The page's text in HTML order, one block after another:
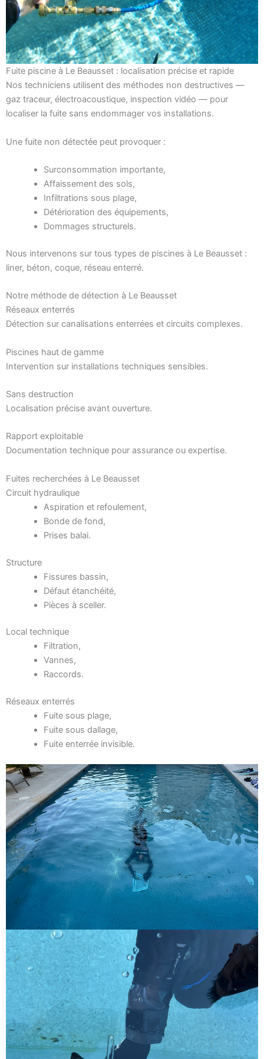
Fuite piscine à Le Beausset : localisation précise et rapide
Nos techniciens utilisent des méthodes non destructives —
gaz traceur, électroacoustique, inspection vidéo — pour
localiser la fuite sans endommager vos installations.
Une fuite non détectée peut provoquer :
Surconsommation importante,
Affaissement des sols,
Infiltrations sous plage,
Détérioration des équipements,
Dommages structurels.
Nous intervenons sur tous types de piscines à Le Beausset :
liner, béton, coque, réseau enterré.
Notre méthode de détection à Le Beausset
Réseaux enterrés
Détection sur canalisations enterrées et circuits complexes.
Piscines haut de gamme
Intervention sur installations techniques sensibles.
Sans destruction
Localisation précise avant ouverture.
Rapport exploitable
Documentation technique pour assurance ou expertise.
Fuites recherchées à Le Beausset
Circuit hydraulique
Aspiration et refoulement,
Bonde de fond,
Prises balai.
Structure
Fissures bassin,
Défaut étanchéité,
Pièces à sceller.
Local technique
Filtration,
Vannes,
Raccords.
Réseaux enterrés
Fuite sous plage,
Fuite sous dallage,
Fuite enterrée invisible.